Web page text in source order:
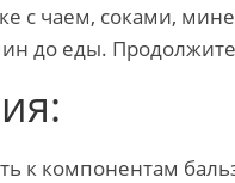
с чаем, соками,
до еды.
к компонентам